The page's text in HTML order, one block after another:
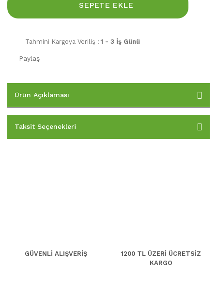
SEPETE EKLE
Tahmini Kargoya Veriliş : 1 - 3 İş Günü
Paylaş
Ürün Açıklaması
Taksit Seçenekleri
GÜVENLİ ALIŞVERİŞ
1200 TL ÜZERİ ÜCRETSİZ
KARGO